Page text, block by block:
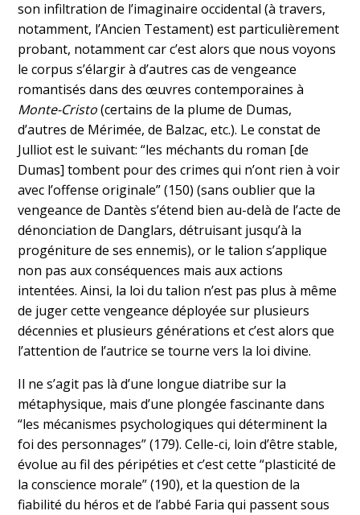
son infiltration de l’imaginaire occidental (à travers,
notamment, l’Ancien Testament) est particulièrement
probant, notamment car c’est alors que nous voyons
le corpus s’élargir à d’autres cas de vengeance
romantisés dans des œuvres contemporaines à
Monte-Cristo(certains de la plume de Dumas,
d’autres de Mérimée, de Balzac, etc.). Le constat de
Julliot est le suivant: “les méchants du roman [de
Dumas] tombent pour des crimes qui n’ont rien à voir
avec l’offense originale” (150) (sans oublier que la
vengeance de Dantès s’étend bien au-delà de l’acte de
dénonciation de Danglars, détruisant jusqu’à la
progéniture de ses ennemis), or le talion s’applique
non pas aux conséquences mais aux actions
intentées. Ainsi, la loi du talion n’est pas plus à même
de juger cette vengeance déployée sur plusieurs
décennies et plusieurs générations et c’est alors que
l’attention de l’autrice se tourne vers la loi divine.
Il ne s’agit pas là d’une longue diatribe sur la
métaphysique, mais d’une plongée fascinante dans
“les mécanismes psychologiques qui déterminent la
foi des personnages” (179). Celle-ci, loin d’être stable,
évolue au fil des péripéties et c’est cette “plasticité de
la conscience morale” (190), et la question de la
fiabilité du héros et de l’abbé Faria qui passent sous